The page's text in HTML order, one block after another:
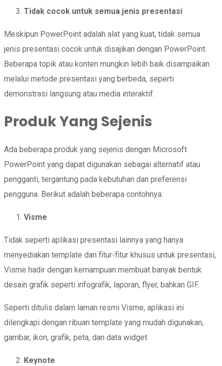
Tidak cocok untuk semua jenis presentasi
Meskipun PowerPoint adalah alat yang kuat, tidak semua
jenis presentasi cocok untuk disajikan dengan PowerPoint.
Beberapa topik atau konten mungkin lebih baik disampaikan
melalui metode presentasi yang berbeda, seperti
demonstrasi langsung atau media interaktif.
Produk Yang Sejenis
Ada beberapa produk yang sejenis dengan Microsoft
PowerPoint yang dapat digunakan sebagai alternatif atau
pengganti, tergantung pada kebutuhan dan preferensi
pengguna. Berikut adalah beberapa contohnya:
Visme
Tidak seperti aplikasi presentasi lainnya yang hanya
menyediakan template dan fitur-fitur khusus untuk presentasi,
Visme hadir dengan kemampuan membuat banyak bentuk
desain grafik seperti infografik, laporan, flyer, bahkan GIF.
Seperti ditulis dalam laman resmi Visme, aplikasi ini
dilengkapi dengan ribuan template yang mudah digunakan,
gambar, ikon, grafik, peta, dan data widget.
Keynote